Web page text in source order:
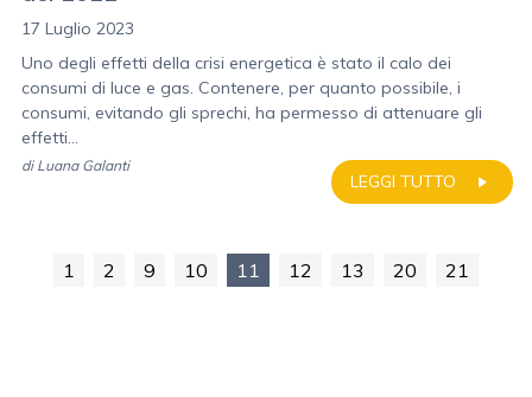
17 Luglio 2023
Uno degli effetti della crisi energetica è stato il calo dei
consumi di luce e gas. Contenere, per quanto possibile, i
consumi, evitando gli sprechi, ha permesso di attenuare gli
effetti...
LEGGI TUTTO
di Luana Galanti
1 2 9 10 11 12 13 20 21